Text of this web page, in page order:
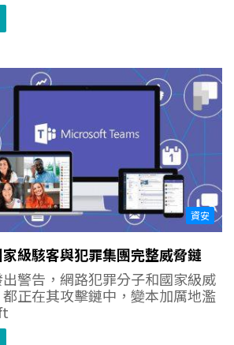
資安
級駭客與犯罪集團完整威脅鏈
警告，網路犯罪分子和國家級威
正在其攻擊鏈中，變本加厲地濫